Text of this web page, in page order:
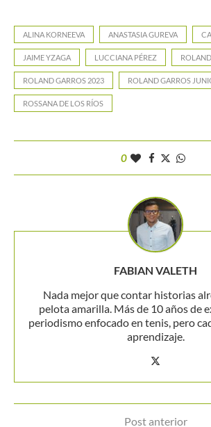
ALINA KORNEEVA ANASTASIA GUREVA
JAIME YZAGA LUCCIANA PÉREZ
ROLAND GARROS 2023 ROLAND GARROS
ROSSANA DE LOS RÍOS
0
FABIAN VALETH
Nada mejor que contar historias
pelota amarilla. Más de 10 años de
periodismo enfocado en tenis, pero
aprendizaje.
Post anterior